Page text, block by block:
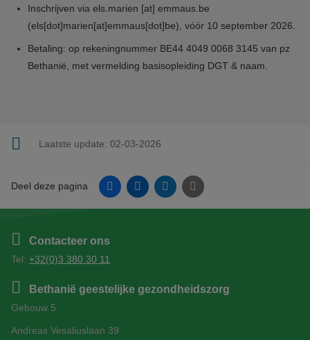
Inschrijven via els.marien [at] emmaus.be
(els[dot]marien[at]emmaus[dot]be) , vóór 10 september 2026.
Betaling: op rekeningnummer BE44 4049 0068 3145 van pz
Bethanië, met vermelding basisopleiding DGT & naam.
Laatste update: 02-03-2026
Deel deze pagina FacebookLinkedinTwitter E-mail
Contacteer ons
Tel: +32(0)3 380 30 11
Bethanië geestelijke gezondheidszorg
Gebouw 5
Andreas Vesaliuslaan 39